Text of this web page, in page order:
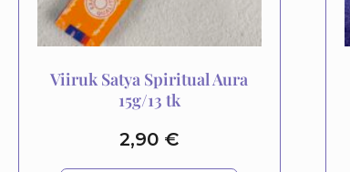
Viiruk Satya Spiritual Aura
15g/13 tk
2,90 €